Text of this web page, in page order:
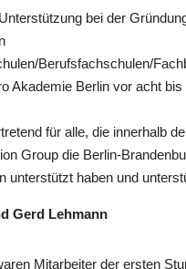
bei der
Berufsfachschulen/
Akademie Berlin vor acht bis
für alle, die innerhalb
Group die Berlin-
unterstützt haben und
Gerd Lehmann
Mitarbeiter der ersten